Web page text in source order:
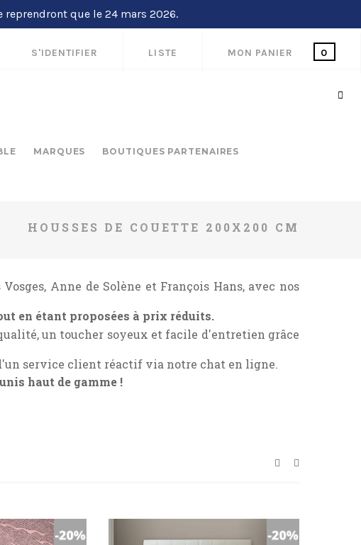
reprendront que le 24 mars 2026.
MON PANIER 0
LISTE
S'IDENTIFIER
MARQUES BOUTIQUES PARTENAIRES
HOUSSES DE COUETTE 200X200 CM
Anne de Solène et François Hans, avec nos
en étant proposées à prix réduits.
un toucher soyeux et facile d'entretien grâce
service client réactif via notre chat en ligne.
haut de gamme !